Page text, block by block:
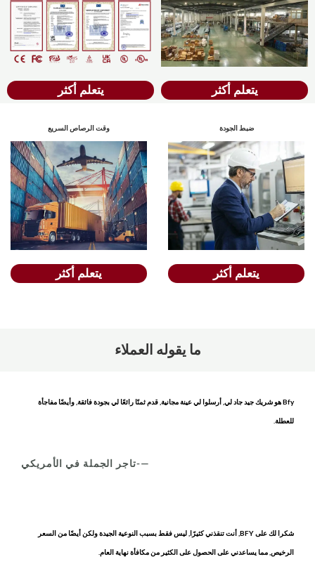
يتعلم أكثر يتعلم أكثر
ضبط الجودة
يتعلم أكثر
وقت الرصاص السريع
يتعلم أكثر
ما يقوله العملاء
Bfy هو شريك جيد جاد لي, أرسلوا لي عينة مجانية, قدم ثمنًا رائعًا لي بجودة فائقة, وأيضًا مفاجأة
للعطلة.
—-تاجر الجملة في الأمريكي
شكرا لك على BFY, أنت تنقذني كثيرًا, ليس فقط بسبب النوعية الجيدة ولكن أيضًا من السعر
الرخيص, مما يساعدني على الحصول على الكثير من مكافأة نهاية العام.